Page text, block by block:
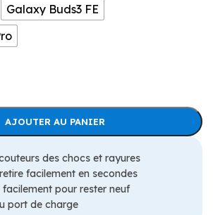
Galaxy Buds3 FE
AJOUTER AU PANIER
des chocs et rayures
facilement en secondes
facilement pour rester neuf
port de charge